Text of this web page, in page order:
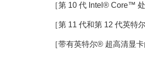
［第 10 代 Intel® Core™ 处理
［第 11 代和第 12 代英特尔
［带有英特尔® 超高清显卡